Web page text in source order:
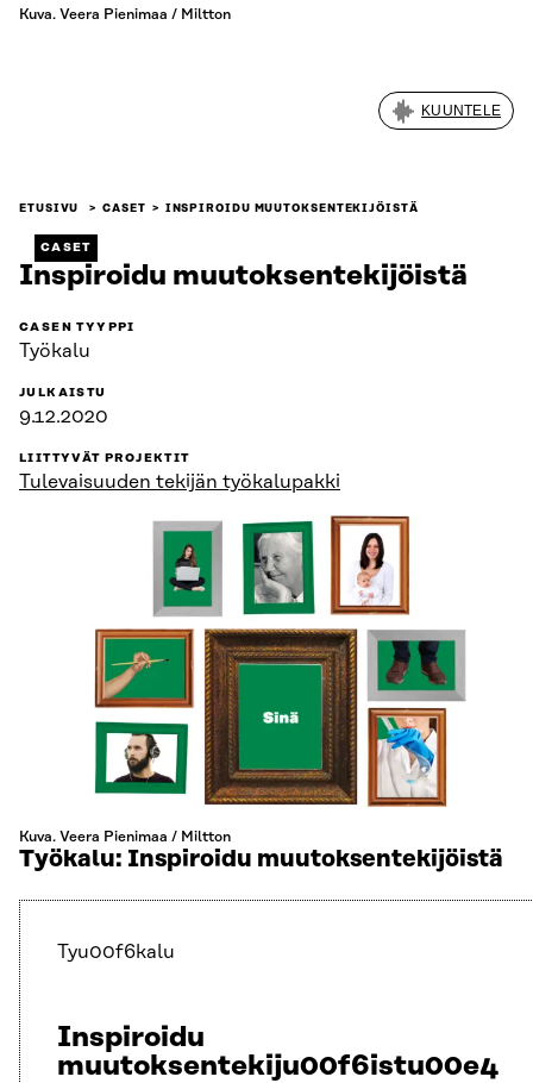
Kuva. Veera Pienimaa / Miltton
KUUNTELE
ETUSIVU CASET INSPIROIDU MUUTOKSENTEKIJÖISTÄ
CASET
Inspiroidu muutoksentekijöistä
CASEN TYYPPI
Työkalu
JULKAISTU
9.12.2020
LIITTYVÄT PROJEKTIT
Tulevaisuuden tekijän työkalupakki
Kuva. Veera Pienimaa / Miltton
Työkalu: Inspiroidu muutoksentekijöistä
Tyu00f6kalu
Inspiroidu
muutoksentekiju00f6istu00e4